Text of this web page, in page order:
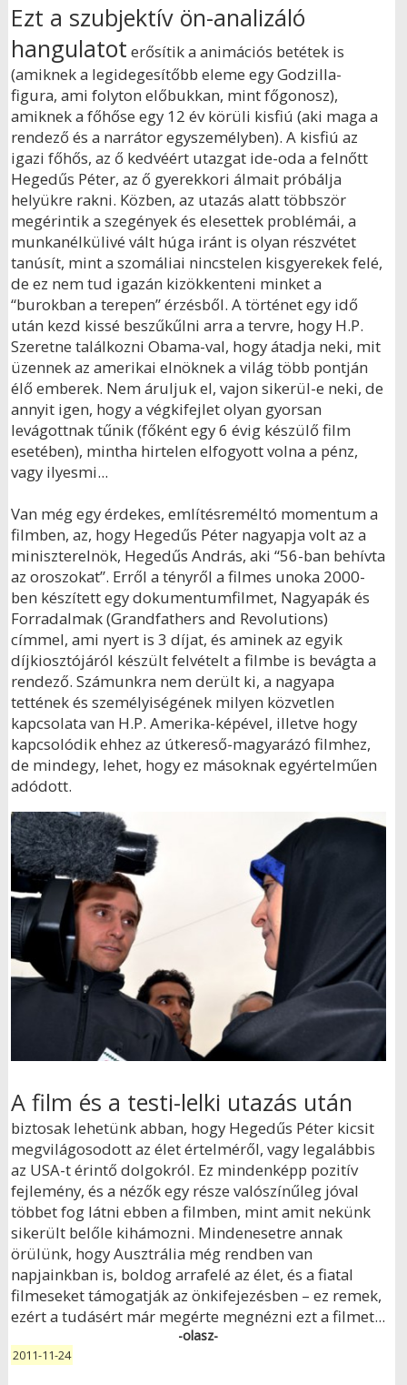
Ezt a szubjektív ön-analizáló
hangulatot erősítik a animációs betétek is
(amiknek a legidegesítőbb eleme egy Godzilla-
figura, ami folyton előbukkan, mint főgonosz),
amiknek a főhőse egy 12 év körüli kisfiú (aki maga a
rendező és a narrátor egyszemélyben). A kisfiú az
igazi főhős, az ő kedvéért utazgat ide-oda a felnőtt
Hegedűs Péter, az ő gyerekkori álmait próbálja
helyükre rakni. Közben, az utazás alatt többször
megérintik a szegények és elesettek problémái, a
munkanélkülivé vált húga iránt is olyan részvétet
tanúsít, mint a szomáliai nincstelen kisgyerekek felé,
de ez nem tud igazán kizökkenteni minket a
“burokban a terepen” érzésből. A történet egy idő
után kezd kissé beszűkűlni arra a tervre, hogy H.P.
Szeretne találkozni Obama-val, hogy átadja neki, mit
üzennek az amerikai elnöknek a világ több pontján
élő emberek. Nem áruljuk el, vajon sikerül-e neki, de
annyit igen, hogy a végkifejlet olyan gyorsan
levágottnak tűnik (főként egy 6 évig készülő film
esetében), mintha hirtelen elfogyott volna a pénz,
vagy ilyesmi...
Van még egy érdekes, említésreméltó momentum a
filmben, az, hogy Hegedűs Péter nagyapja volt az a
miniszterelnök, Hegedűs András, aki “56-ban behívta
az oroszokat”. Erről a tényről a filmes unoka 2000-
ben készített egy dokumentumfilmet, Nagyapák és
Forradalmak (Grandfathers and Revolutions)
címmel, ami nyert is 3 díjat, és aminek az egyik
díjkiosztójáról készült felvételt a filmbe is bevágta a
rendező. Számunkra nem derült ki, a nagyapa
tettének és személyiségének milyen közvetlen
kapcsolata van H.P. Amerika-képével, illetve hogy
kapcsolódik ehhez az útkereső-magyarázó filmhez,
de mindegy, lehet, hogy ez másoknak egyértelműen
adódott.
A film és a testi-lelki utazás után
biztosak lehetünk abban, hogy Hegedűs Péter kicsit
megvilágosodott az élet értelméről, vagy legalábbis
az USA-t érintő dolgokról. Ez mindenképp pozitív
fejlemény, és a nézők egy része valószínűleg jóval
többet fog látni ebben a filmben, mint amit nekünk
sikerült belőle kihámozni. Mindenesetre annak
örülünk, hogy Ausztrália még rendben van
napjainkban is, boldog arrafelé az élet, és a fiatal
filmeseket támogatják az önkifejezésben – ez remek,
ezért a tudásért már megérte megnézni ezt a filmet...
-olasz-
2011-11-24